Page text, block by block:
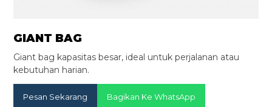
GIANT BAG
Giant bag kapasitas besar, ideal untuk perjalanan atau
kebutuhan harian.
Pesan Sekarang Bagikan Ke WhatsApp